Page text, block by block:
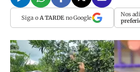
Siga o A TARDEno Google Nos